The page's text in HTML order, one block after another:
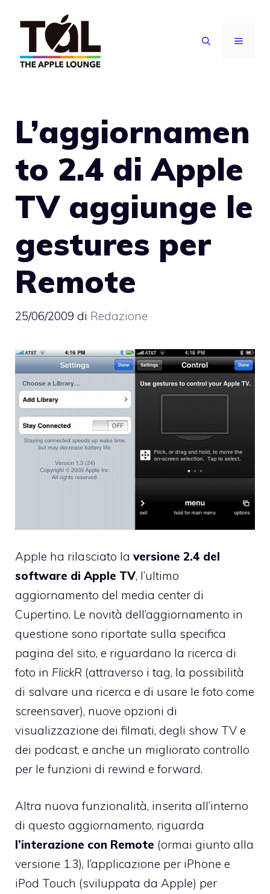
contenuto
MENU
L’aggiornamen
to 2.4 di Apple
TV aggiunge le
gestures per
Remote
25/06/2009 di Redazione
Apple ha rilasciato la versione 2.4 del
software di Apple TV, l’ultimo
aggiornamento del media center di
Cupertino. Le novità dell’aggiornamento in
questione sono riportate sulla specifica
pagina del sito, e riguardano la ricerca di
foto in FlickR (attraverso i tag, la possibilità
di salvare una ricerca e di usare le foto come
screensaver), nuove opzioni di
visualizzazione dei filmati, degli show TV e
dei podcast, e anche un migliorato controllo
per le funzioni di rewind e forward.
Altra nuova funzionalità, inserita all’interno
di questo aggiornamento, riguarda
l’interazione con Remote (ormai giunto alla
versione 1.3), l’applicazione per iPhone e
iPod Touch (sviluppata da Apple) per